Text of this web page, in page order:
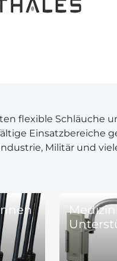
flexible Schläuche
Einsatzbereiche
Militär und